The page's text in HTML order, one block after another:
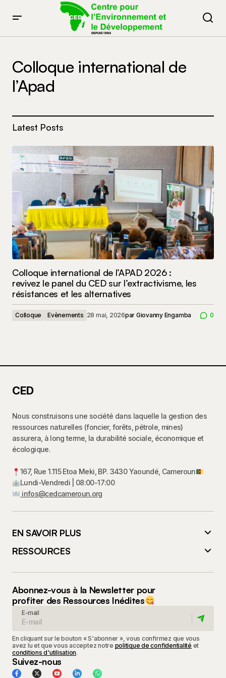
Colloque international de
l’Apad
Latest Posts
Colloque international de l’APAD 2026 :
revivez le panel du CED sur l’extractivisme, les
résistances et les alternatives
Colloque Evènements 28 mai, 2026par Giovanny Engamba 0
CED
Nous construisons une société dans laquelle la gestion des
ressources naturelles (foncier, forêts, pétrole, mines)
assurera, à long terme, la durabilité sociale, économique et
écologique.
167, Rue 1.115 Etoa Meki, BP. 3430 Yaoundé, Cameroun
Lundi-Vendredi | 08:00-17:00
infos@cedcameroun.org
EN SAVOIR PLUS
RESSOURCES
Abonnez-vous à la Newsletter pour
profiter des Ressources Inédites
E-mail
En cliquant sur le bouton « S'abonner », vous confirmez que vous
avez lu et que vous acceptez notre politique de confidentialité et
conditions d'utilisation.
Suivez-nous